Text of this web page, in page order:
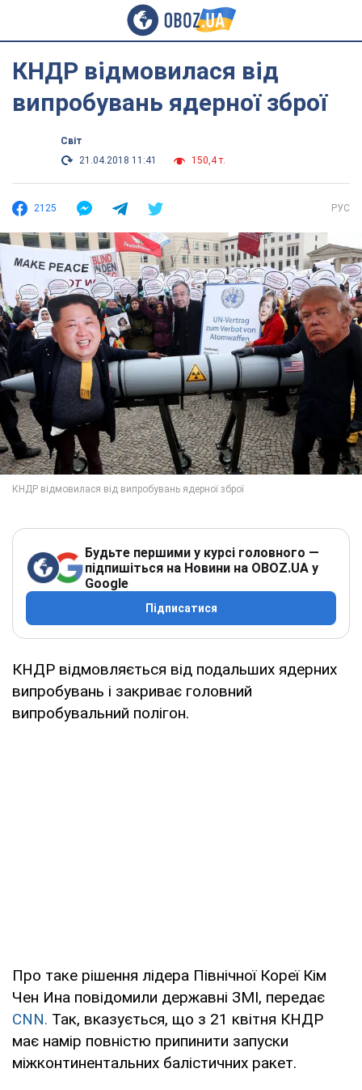
КНДР відмовилася від
випробувань ядерної зброї
Світ
21.04.2018 11:41
150,4 т.
2125 РУС
Будьте першими у курсі головного —
підпишіться на Новини на OBOZ.UA у
Google
Підписатися
КНДР відмовляється від подальших ядерних
випробувань і закриває головний
випробувальний полігон.
Про таке рішення лідера Північної Кореї Кім
Чен Ина повідомили державні ЗМІ, передає
CNN. Так, вказується, що з 21 квітня КНДР
має намір повністю припинити запуски
міжконтинентальних балістичних ракет.